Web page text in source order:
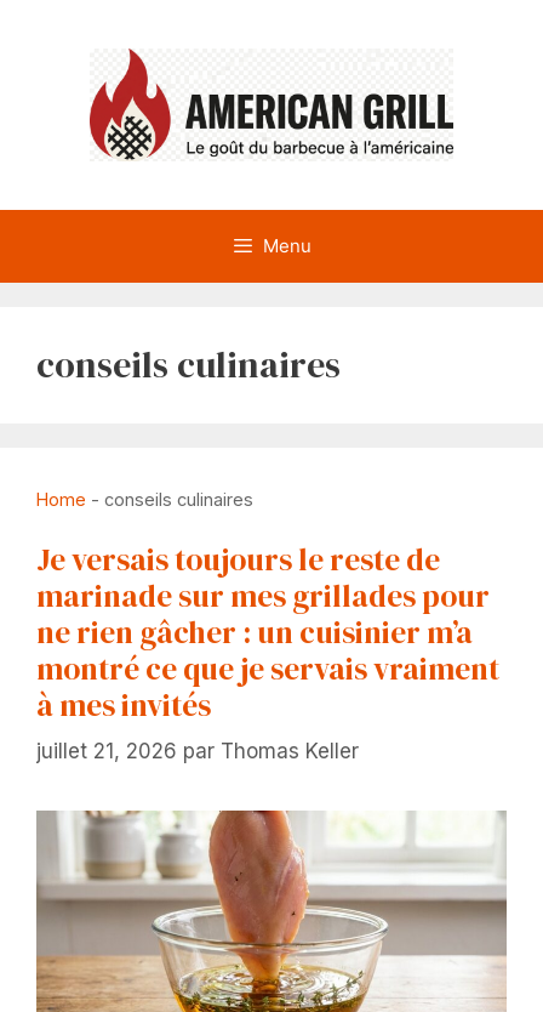
Menu
conseils culinaires
Home - conseils culinaires
Je versais toujours le reste de
marinade sur mes grillades pour
ne rien gâcher : un cuisinier m’a
montré ce que je servais vraiment
à mes invités
juillet 21, 2026 par Thomas Keller